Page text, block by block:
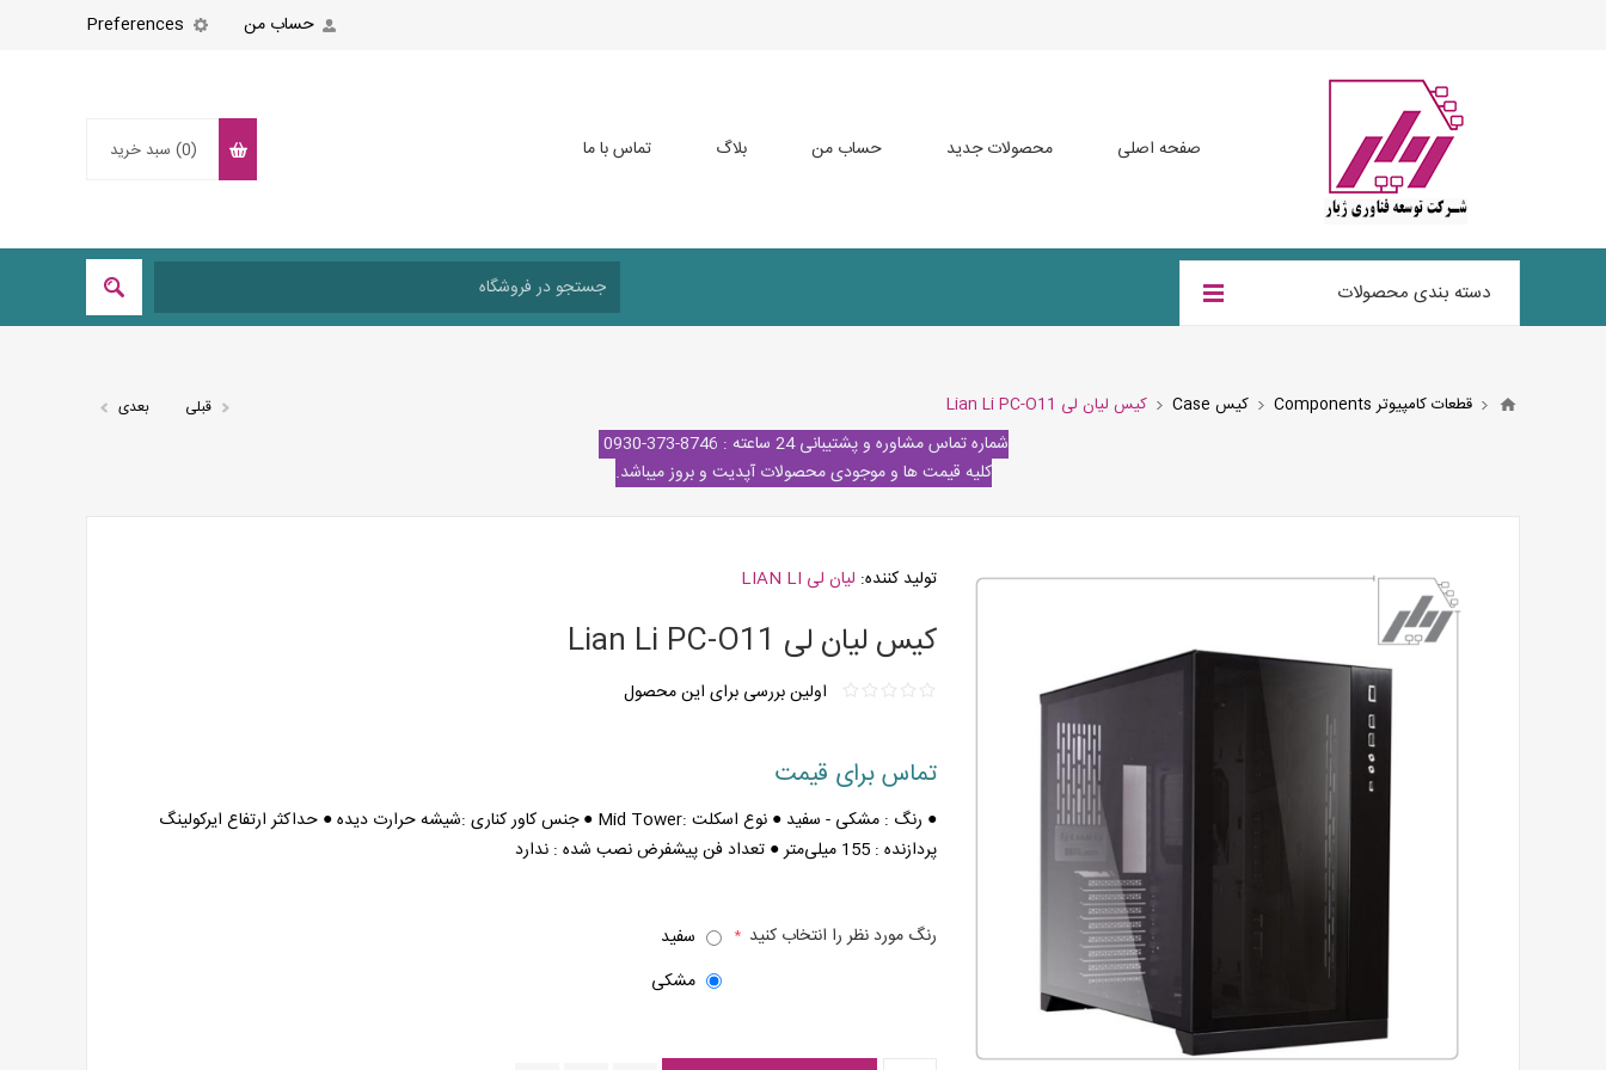
Preferences حساب من
صفحه اصلی محصولات جدید حساب من بلاگ تماس با ما (0) سبد خرید
دسته بندی محصولات
قطعات کامپیوتر Components کیس Case کیس لیان لی Lian Li PC-O11 قبلی بعدی
شماره تماس مشاوره و پشتیبانی 24 ساعته : 8746-373-0930
کلیه قیمت ها و موجودی محصولات آپدیت و بروز میباشد.
تولید کننده: لیان لی LIAN LI
کیس لیان لی Lian Li PC-O11
اولین بررسی برای این محصول
تماس برای قیمت
● رنگ : مشکی - سفید ● نوع اسکلت :Mid Tower ● جنس کاور کناری :شیشه حرارت دیده ● حداکثر ارتفاع ایرکولینگ
پردازنده : 155 میلی‌متر ● تعداد فن پیشفرض نصب شده : ندارد
رنگ مورد نظر را انتخاب کنید *
سفید
مشکی